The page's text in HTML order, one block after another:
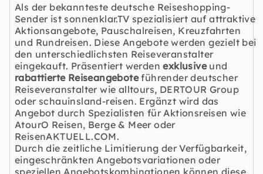
Als der bekannteste deutsche Reiseshopping-
Sender ist sonnenklar.TV spezialisiert auf attraktive
Aktionsangebote, Pauschalreisen, Kreuzfahrten
und Rundreisen. Diese Angebote werden gezielt bei
den unterschiedlichsten Reiseveranstalter
eingekauft. Präsentiert werdenexklusive und
rabattierte Reiseangeboteführender deutscher
Reiseveranstalter wie alltours, DERTOUR Group
oder schauinsland-reisen. Ergänzt wird das
Angebot durch Spezialisten für Aktionsreisen wie
AtourO Reisen, Berge & Meer oder
ReisenAKTUELL.COM.
Durch die zeitliche Limitierung der Verfügbarkeit,
eingeschränkten Angebotsvariationen oder
speziellen Angebotskombinationen können diese